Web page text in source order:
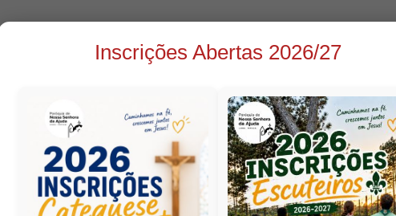
Inscrições Abertas 2026/27